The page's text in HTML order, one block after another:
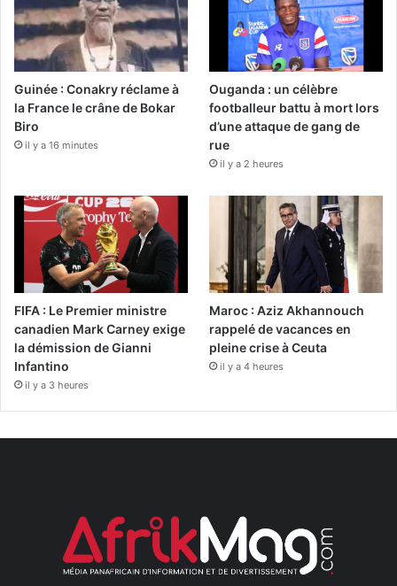
Guinée : Conakry réclame à
la France le crâne de Bokar
Biro
il y a 16 minutes
Ouganda : un célèbre
footballeur battu à mort lors
d’une attaque de gang de
rue
il y a 2 heures
FIFA : Le Premier ministre
canadien Mark Carney exige
la démission de Gianni
Infantino
il y a 3 heures
Maroc : Aziz Akhannouch
rappelé de vacances en
pleine crise à Ceuta
il y a 4 heures